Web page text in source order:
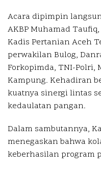
Acara dipimpin
AKBP Muhamad
Kadis Pertanian Aceh
perwakilan Bulog,
Forkopimda, TNI-Polri,
Kampung. Kehadiran
kuatnya sinergi lintas
kedaulatan pangan.
Dalam sambutannya,
menegaskan bahwa
keberhasilan program